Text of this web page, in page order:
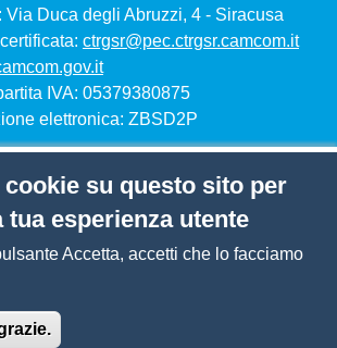
Via Duca degli Abruzzi, 4 - Siracusa
ctrgsr@pec.ctrgsr.camcom.it
IVA: 05379380875
elettronica: ZBSD2P
Cookie
su questo sito per
esperienza utente
Accetta, accetti che lo facciamo